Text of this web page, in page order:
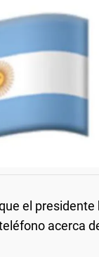
el presidente
acerca